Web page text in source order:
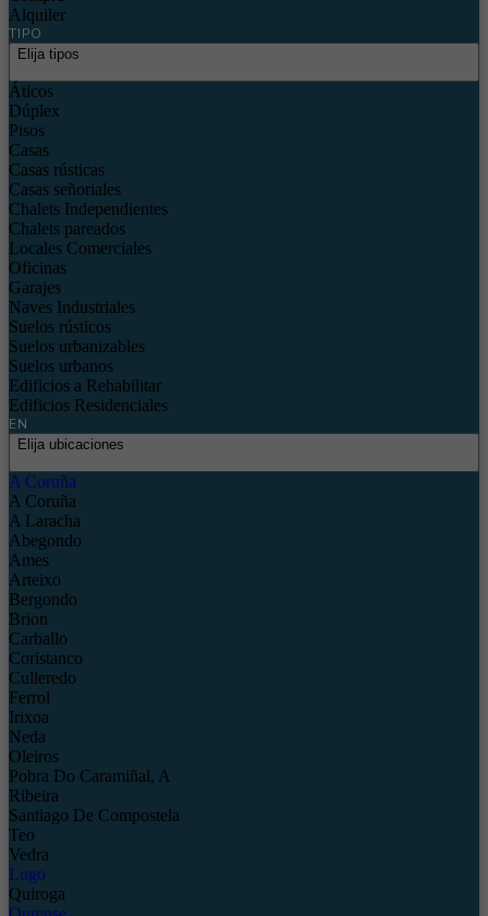
Alquiler
TIPO
Elija tipos
Áticos
Dúplex
Pisos
Casas
Casas rústicas
Casas señoriales
Chalets Independientes
Chalets pareados
Locales Comerciales
Oficinas
Garajes
Naves Industriales
Suelos rústicos
Suelos urbanizables
Suelos urbanos
Edificios a Rehabilitar
Edificios Residenciales
EN
Elija ubicaciones
A Coruña
A Coruña
A Laracha
Abegondo
Ames
Arteixo
Bergondo
Brion
Carballo
Coristanco
Culleredo
Ferrol
Irixoa
Neda
Oleiros
Pobra Do Caramiñal, A
Ribeira
Santiago De Compostela
Teo
Vedra
Lugo
Quiroga